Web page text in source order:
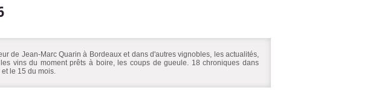
de Jean-Marc Quarin à Bordeaux et dans d'autres vignobles, les actualités,
vins du moment prêts à boire, les coups de gueule. 18 chroniques dans
le 15 du mois.